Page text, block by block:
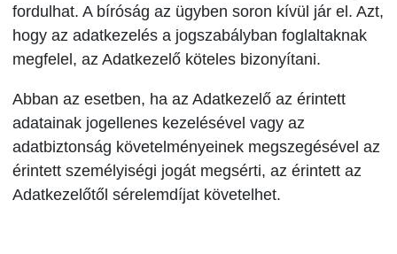
fordulhat. A bíróság az ügyben soron kívül jár el. Azt,
hogy az adatkezelés a jogszabályban foglaltaknak
megfelel, az Adatkezelő köteles bizonyítani.
Abban az esetben, ha az Adatkezelő az érintett
adatainak jogellenes kezelésével vagy az
adatbiztonság követelményeinek megszegésével az
érintett személyiségi jogát megsérti, az érintett az
Adatkezelőtől sérelemdíjat követelhet.